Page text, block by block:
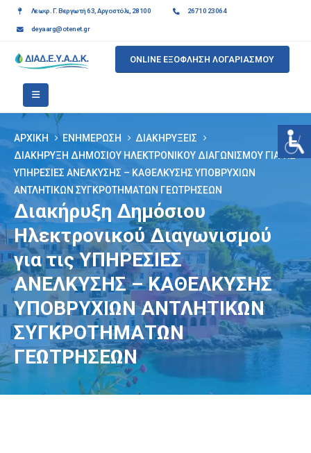
Λεωφ. Γ. Βεργωτή 63, Αργοστόλι, 28100 26710 23064
deyaarg@otenet.gr
ONLINE ΕΞΟΦΛΗΣΗ ΛΟΓΑΡΙΑΣΜΟΥ
ΑΡΧΙΚΉ ΕΝΗΜΈΡΩΣΗ
ΔΙΑΚΗΡΎΞΕΙΣ
ΔΙΑΚΉΡΥΞΗ ΔΗΜΌΣΙΟΥ ΗΛΕΚΤΡΟΝΙΚΟΎ ΔΙΑΓΩΝΙΣΜΟΎ ΓΙΑ ΤΙΣ
ΥΠΗΡΕΣΙΕΣ ΑΝΕΛΚΥΣΗΣ – ΚΑΘΕΛΚΥΣΗΣ ΥΠΟΒΡΥΧΙΩΝ
ΑΝΤΛΗΤΙΚΩΝ ΣΥΓΚΡΟΤΗΜΑΤΩΝ ΓΕΩΤΡΗΣΕΩΝ
Διακήρυξη Δημόσιου
Ηλεκτρονικού Διαγωνισμού
για τις ΥΠΗΡΕΣΙΕΣ
ΑΝΕΛΚΥΣΗΣ – ΚΑΘΕΛΚΥΣΗΣ
ΥΠΟΒΡΥΧΙΩΝ ΑΝΤΛΗΤΙΚΩΝ
ΣΥΓΚΡΟΤΗΜΑΤΩΝ
ΓΕΩΤΡΗΣΕΩΝ